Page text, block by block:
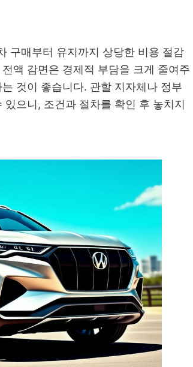
구매부터 유지까지 상당한 비용 절감
액 감면은 경제적 부담을 크게 줄여주
것이 좋습니다. 관할 지자체나 정부
으니, 조건과 절차를 확인 후 놓치지